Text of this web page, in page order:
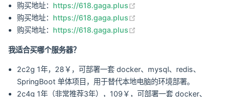
购买地址： https://618.gaga.plus
购买地址： https://618.gaga.plus
购买地址： https://618.gaga.plus
我适合买哪个服务器？
2c2g 1年，28￥，可部署一套 docker、mysql、redis、
SpringBoot 单体项目，用于替代本地电脑的环境部署。
2c4g 1年（非常推荐3年），109￥，可部署一套 docker、